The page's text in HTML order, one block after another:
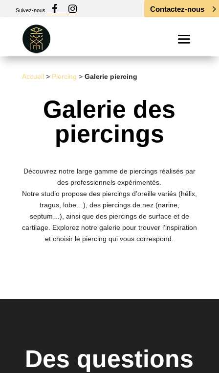
Suivez-nous Contactez-nous
Accueil > Piercing > Galerie piercing
Galerie des
piercings
Découvrez notre large gamme de piercings réalisés par
des professionnels expérimentés.
Notre studio propose des piercings d’oreille variés (hélix,
tragus, lobe…), des piercings de nez (narine,
septum…), ainsi que des piercings de surface et de
cartilage. Explorez notre galerie pour trouver l’inspiration
et choisir le piercing qui vous correspond.
Des questions